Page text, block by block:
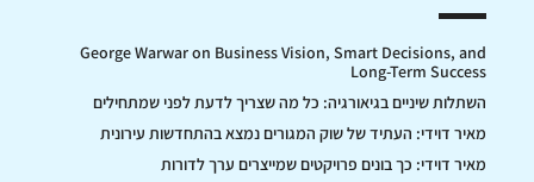
George Warwar on Business Vision, Smart Decisions, and
Long-Term Success
השתלות שיניים בגיאורגיה: כל מה שצריך לדעת לפני שמתחילים
מאיר דוידי: העתיד של שוק המגורים נמצא בהתחדשות עירונית
מאיר דוידי: כך בונים פרויקטים שמייצרים ערך לדורות